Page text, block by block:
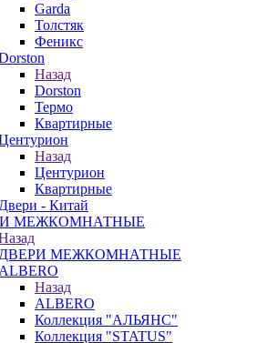
Garda
Толстяк
Феникс
Назад
Dorston
Термо
Квартирные
Назад
Центурион
Квартирные
Двери - Китай
МЕЖКОМНАТНЫЕ
ДВЕРИ МЕЖКОМНАТНЫЕ
ALBERO
Назад
ALBERO
Коллекция "АЛЬЯНС"
Коллекция "STATUS"